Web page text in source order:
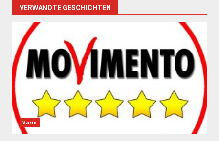
VERWANDTE GESCHICHTEN
Varie